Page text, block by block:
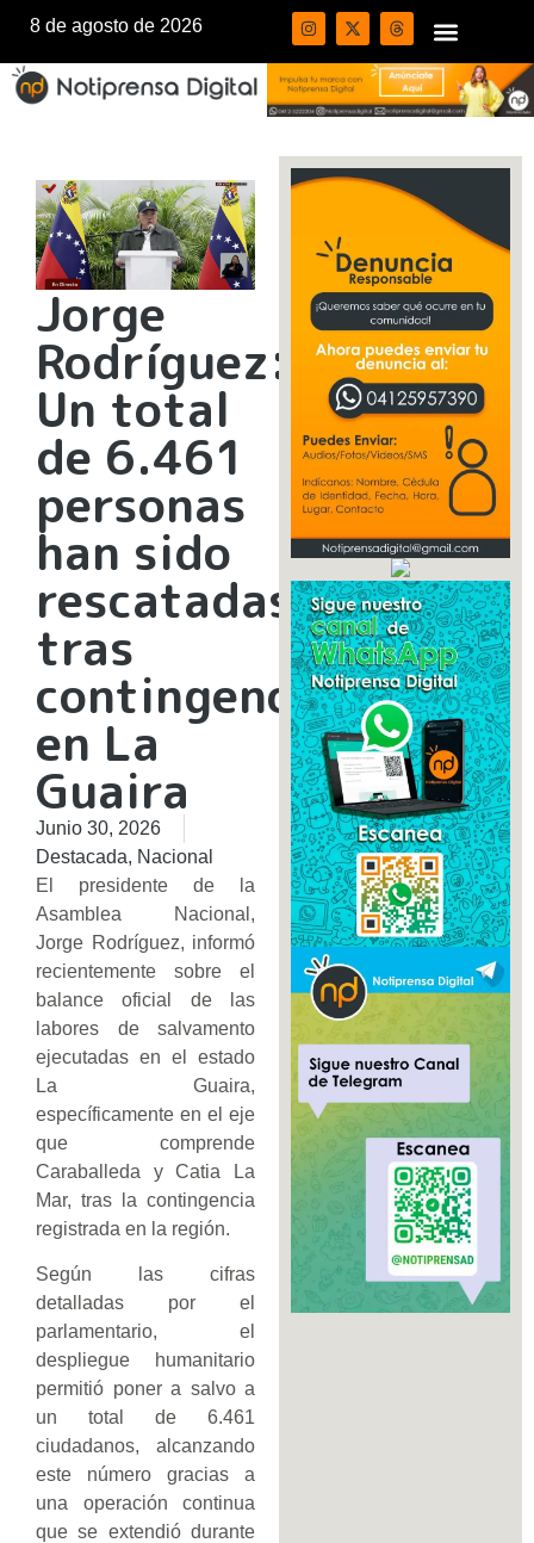
8 de agosto de 2026
Jorge
Rodríguez:
Un total
de 6.461
personas
han sido
rescatadas
tras
contingencia
en La
Guaira
Junio 30, 2026
Destacada, Nacional
​El presidente de la
Asamblea Nacional,
Jorge Rodríguez, informó
recientemente sobre el
balance oficial de las
labores de salvamento
ejecutadas en el estado
La Guaira,
específicamente en el eje
que comprende
Caraballeda y Catia La
Mar, tras la contingencia
registrada en la región.
Según las cifras
detalladas por el
parlamentario, el
despliegue humanitario
permitió poner a salvo a
un total de 6.461
ciudadanos, alcanzando
este número gracias a
una operación continua
que se extendió durante